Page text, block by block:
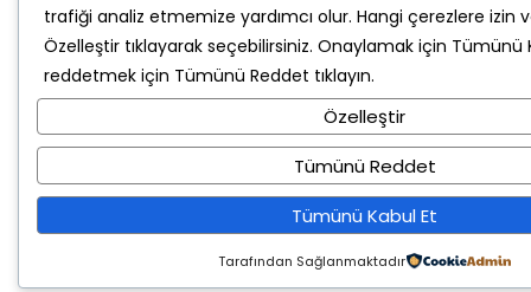
trafiği analiz etmemize yardımcı olur. Hangi çerezlere izin
Özelleştir tıklayarak seçebilirsiniz. Onaylamak için Tümünü
reddetmek için Tümünü Reddet tıklayın.
Özelleştir
Tümünü Reddet
Tümünü Kabul Et
Tarafından Sağlanmaktadır